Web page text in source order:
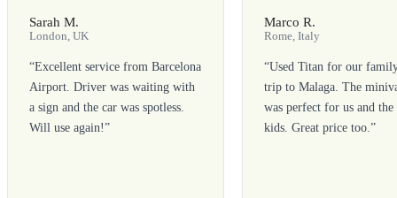
Sarah M.
London, UK
“Excellent service from Barcelona
Airport. Driver was waiting with
a sign and the car was spotless.
Will use again!”
Marco R.
Rome, Italy
“Used Titan for our
trip to Malaga. The
was perfect for us and the
kids. Great price too.”